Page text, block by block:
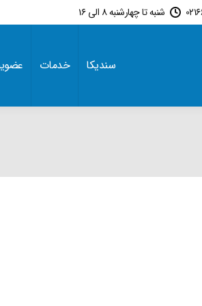
شنبه تا چهارشنبه 8 الی 16
سندیکا خدمات